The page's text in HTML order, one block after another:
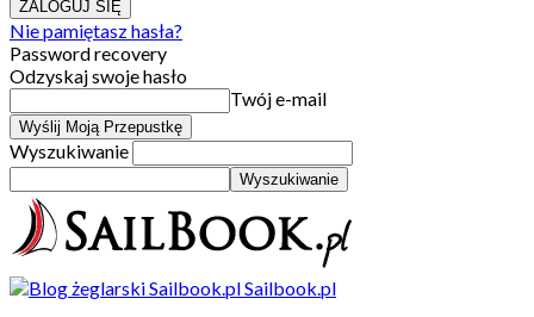
Nie pamiętasz hasła?
Password recovery
Odzyskaj swoje hasło
Twój e-mail
Wyszukiwanie
Sailbook.pl